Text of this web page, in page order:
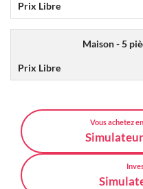
Maison - 5
Vous achetez